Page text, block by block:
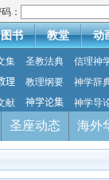
：
图书 教堂 动
集 圣教法典 信理神
理
教理纲要 神学辞
献
神学论集 神学导
圣座动态 海外